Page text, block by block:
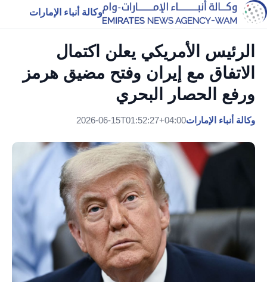
وكالة أنباء الإمارات
الرئيس الأمريكي يعلن اكتمال
الاتفاق مع إيران وفتح مضيق هرمز
ورفع الحصار البحري
وكالة أنباء الإمارات2026-06-15T01:52:27+04:00